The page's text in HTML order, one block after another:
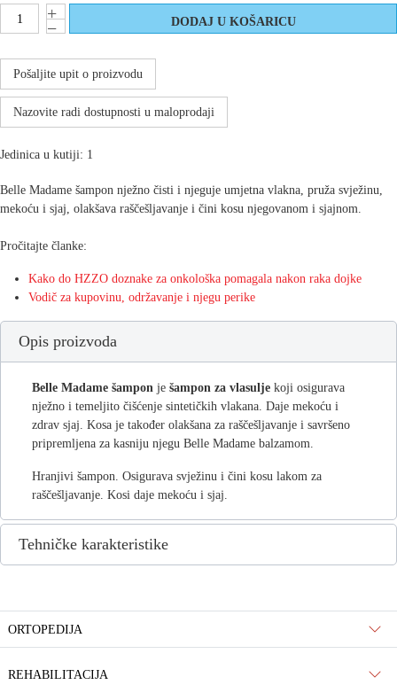
ORTOPEDIJA
REHABILITACIJA
Pošaljite upit o proizvodu
Nazovite radi dostupnosti u maloprodaji
Jedinica u kutiji: 1
Belle Madame šampon nježno čisti i njeguje umjetna vlakna, pruža svježinu,
mekoću i sjaj, olakšava raščešljavanje i čini kosu njegovanom i sjajnom.
Pročitajte članke:
Kako do HZZO doznake za onkološka pomagala nakon raka dojke
Vodič za kupovinu, održavanje i njegu perike
Opis proizvoda
Belle Madame šampon je šampon za vlasulje koji osigurava
nježno i temeljito čišćenje sintetičkih vlakana. Daje mekoću i
zdrav sjaj. Kosa je također olakšana za raščešljavanje i savršeno
pripremljena za kasniju njegu Belle Madame balzamom.
Hranjivi šampon. Osigurava svježinu i čini kosu lakom za
raščešljavanje. Kosi daje mekoću i sjaj.
Tehničke karakteristike